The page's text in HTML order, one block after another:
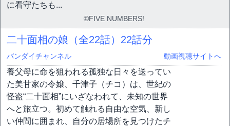
に看守たちも...
©FIVE NUMBERS!
二十面相の娘（全22話） 22話分
バンダイチャンネル 動画視聴サイトへ
養父母に命を狙われる孤独な日々を送ってい
た美甘家の令嬢、千津子（チコ）は、世紀の
怪盗“二十面相”にいざなわれて、未知の世界
へと旅立つ。初めて触れる自由な空気、新し
い仲間に囲まれ、自分の居場所を見つけたチ